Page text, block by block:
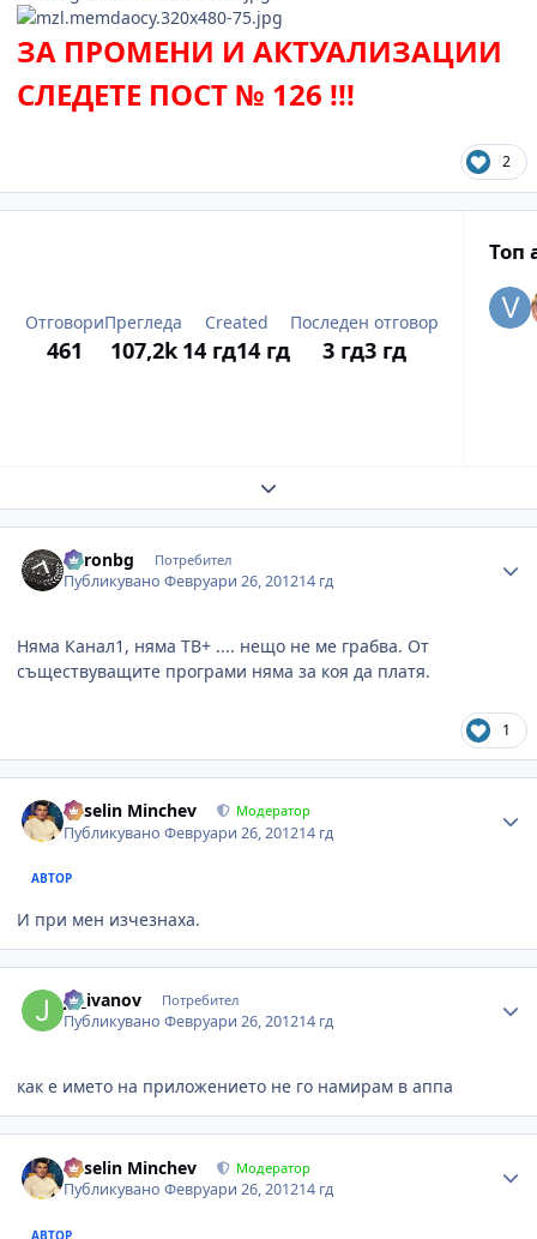
ЗА ПРОМЕНИ И АКТУАЛИЗАЦИИ
СЛЕДЕТЕ ПОСТ № 126 !!!
2
Отговори
461
Прегледа
107,2k
Created
14 гд14 гд
Последен отговор
3 гд3 гд
Топ
Expand topic overview
baronbg Потребител
ПубликуваноФевруари 26, 201214 гд
Няма Канал1, няма ТВ+ .... нещо не ме грабва. От
съществуващите програми няма за коя да платя.
1
Veselin Minchev Модератор
ПубликуваноФевруари 26, 201214 гд
АВТОР
И при мен изчезнаха.
jh_ivanov Потребител
ПубликуваноФевруари 26, 201214 гд
как е името на приложението не го намирам в аппа
Veselin Minchev Модератор
ПубликуваноФевруари 26, 201214 гд
АВТОР